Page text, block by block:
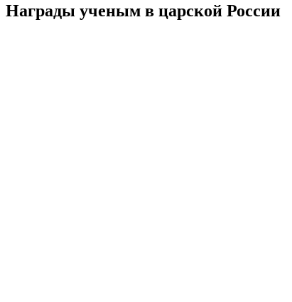
Награды ученым в царской России